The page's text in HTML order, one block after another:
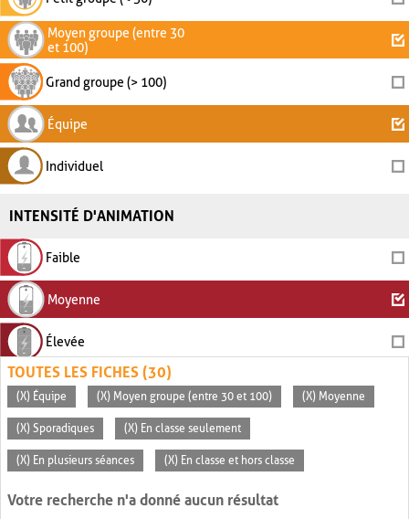
Moyen groupe (entre 30
et 100)
Grand groupe (> 100)
Équipe
Individuel
INTENSITÉ D'ANIMATION
Faible
Moyenne
Élevée
TOUTES LES FICHES (30)
(X) Équipe (X) Moyen groupe (entre 30 et 100) (X) Moyenne
(X) Sporadiques (X) En classe seulement
(X) En plusieurs séances (X) En classe et hors classe
Votre recherche n'a donné aucun résultat